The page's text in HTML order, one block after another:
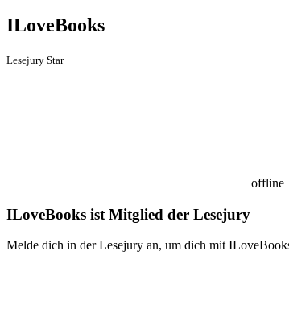
ILoveBooks
Lesejury Star
offline
ILoveBooks ist Mitglied der Lesejury
Melde dich in der Lesejury an, um dich mit